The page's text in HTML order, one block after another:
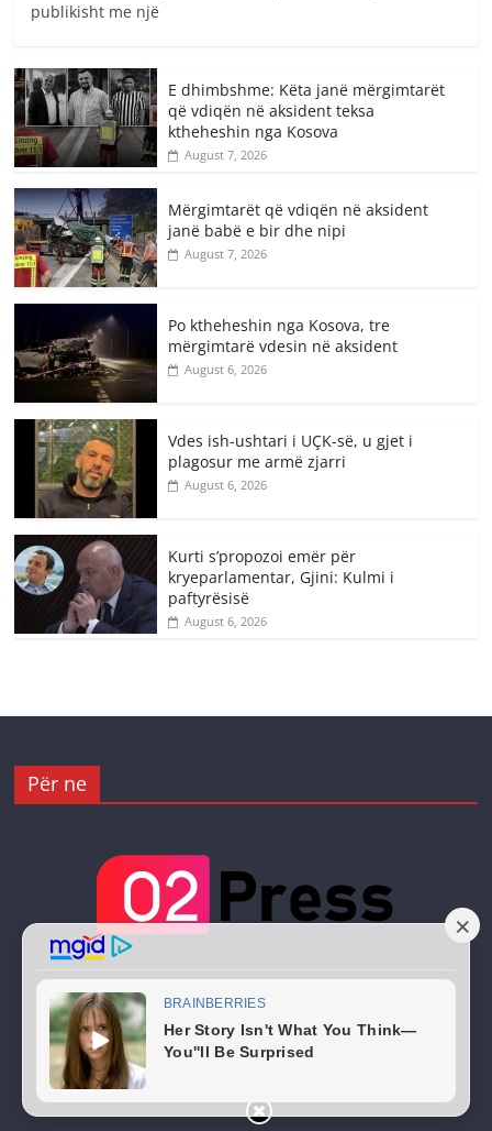
publikisht me një
E dhimbshme: Këta janë mërgimtarët
që vdiqën në aksident teksa
ktheheshin nga Kosova
August 7, 2026
Mërgimtarët që vdiqën në aksident
janë babë e bir dhe nipi
August 7, 2026
Po ktheheshin nga Kosova, tre
mërgimtarë vdesin në aksident
August 6, 2026
Vdes ish-ushtari i UÇK-së, u gjet i
plagosur me armë zjarri
August 6, 2026
Kurti s’propozoi emër për
kryeparlamentar, Gjini: Kulmi i
paftyrësisë
August 6, 2026
Për ne
Copyright © 202602 Press. All rights reserved.
Theme:ColorMag